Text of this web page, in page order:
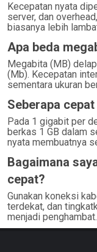
Kecepatan nyata
server, dan
biasanya lebih
Apa beda
Megabita (MB)
(Mb). Kecepatan
sementara ukuran
Seberapa
Pada 1 gigabit per
berkas 1 GB dalam
nyata membuatnya
Bagaimana
cepat?
Gunakan koneksi
terdekat, dan
menjadi penghambat.